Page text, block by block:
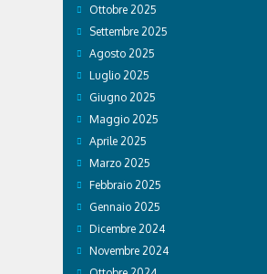
Ottobre 2025
Settembre 2025
Agosto 2025
Luglio 2025
Giugno 2025
Maggio 2025
Aprile 2025
Marzo 2025
Febbraio 2025
Gennaio 2025
Dicembre 2024
Novembre 2024